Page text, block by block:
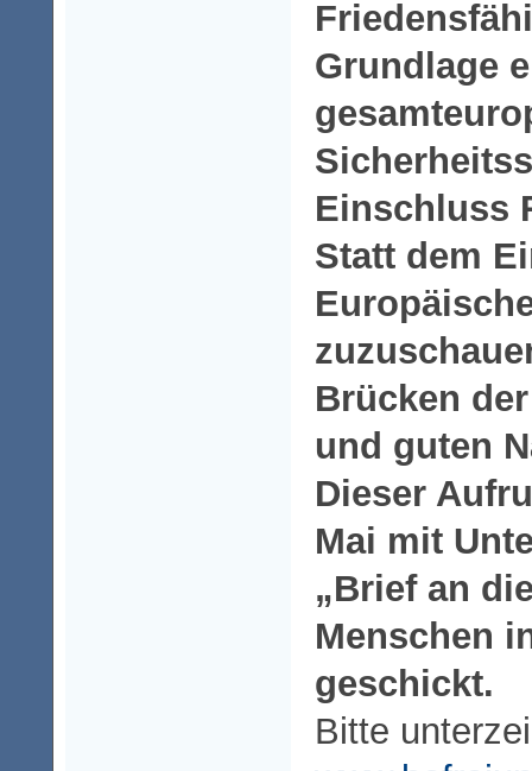
Grundlage
Einschluss
Statt dem
Brücken
und guten
Dieser
Mai mit
„Brief an
Menschen
geschickt.
Bitte